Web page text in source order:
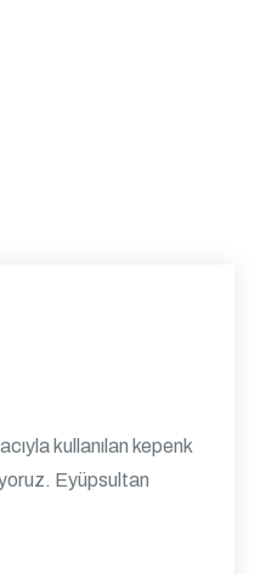
kullanılan kepenk
Eyüpsultan